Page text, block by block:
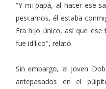
“Y mi papá, al hacer ese
pescamos, él estaba
Era hijo único, así que
fue idílico", relató.
Sin embargo, el joven
antepasados en el